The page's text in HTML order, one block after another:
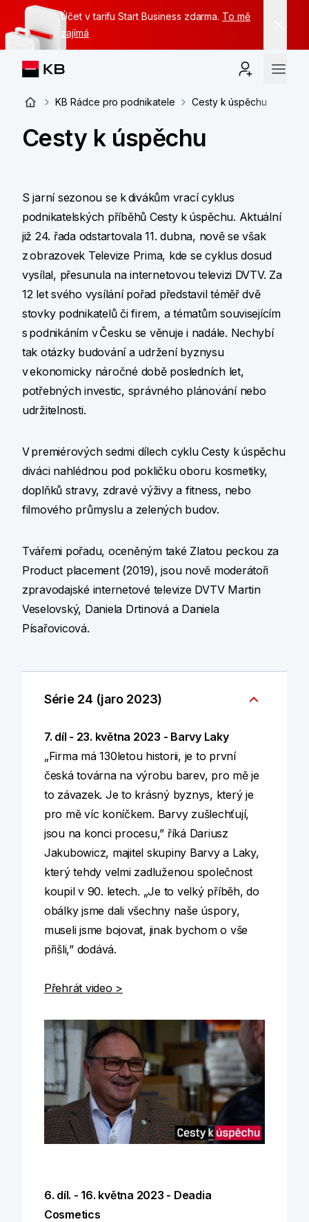
Účet v tarifu Start Business zdarma. To mě
zajímá
KB Rádce pro podnikatele Cesty k úspěchu
Cesty k úspěchu
S jarní sezonou se k divákům vrací cyklus
podnikatelských příběhů Cesty k úspěchu. Aktuální
již 24. řada odstartovala 11. dubna, nově se však
z obrazovek Televize Prima, kde se cyklus dosud
vysílal, přesunula na internetovou televizi DVTV. Za
12 let svého vysílání pořad představil téměř dvě
stovky podnikatelů či firem, a tématům souvisejícím
s podnikáním v Česku se věnuje i nadále. Nechybí
tak otázky budování a udržení byznysu
v ekonomicky náročné době posledních let,
potřebných investic, správného plánování nebo
udržitelnosti.
V premiérových sedmi dílech cyklu Cesty k úspěchu
diváci nahlédnou pod pokličku oboru kosmetiky,
doplňků stravy, zdravé výživy a fitness, nebo
filmového průmyslu a zelených budov.
Tvářemi pořadu, oceněným také Zlatou peckou za
Product placement (2019), jsou nově moderátoři
zpravodajské internetové televize DVTV Martin
Veselovský, Daniela Drtinová a Daniela
Písařovicová.
Série 24 (jaro 2023)
7. díl - 23. května 2023 - Barvy Laky
„Firma má 130letou historii, je to první
česká továrna na výrobu barev, pro mě je
to závazek. Je to krásný byznys, který je
pro mě víc koníčkem. Barvy zušlechťují,
jsou na konci procesu,” říká Dariusz
Jakubowicz, majitel skupiny Barvy a Laky,
který tehdy velmi zadluženou společnost
koupil v 90. letech. „Je to velký příběh, do
obálky jsme dali všechny naše úspory,
museli jsme bojovat, jinak bychom o vše
přišli,” dodává.
Přehrát video >
6. díl. - 16. května 2023 - Deadia
Cosmetics